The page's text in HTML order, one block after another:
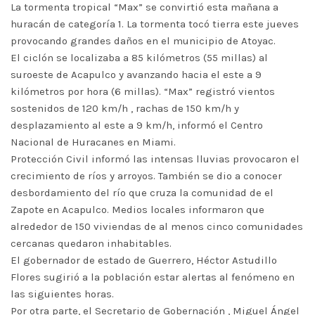
La tormenta tropical “Max” se convirtió esta mañana a
huracán de categoría 1. La tormenta tocó tierra este jueves
provocando grandes daños en el municipio de Atoyac.
El ciclón se localizaba a 85 kilómetros (55 millas) al
suroeste de Acapulco y avanzando hacia el este a 9
kilómetros por hora (6 millas). “Max” registró vientos
sostenidos de 120 km/h , rachas de 150 km/h y
desplazamiento al este a 9 km/h, informó el Centro
Nacional de Huracanes en Miami.
Protección Civil informó las intensas lluvias provocaron el
crecimiento de ríos y arroyos. También se dio a conocer
desbordamiento del río que cruza la comunidad de el
Zapote en Acapulco. Medios locales informaron que
alrededor de 150 viviendas de al menos cinco comunidades
cercanas quedaron inhabitables.
El gobernador de estado de Guerrero, Héctor Astudillo
Flores sugirió a la población estar alertas al fenómeno en
las siguientes horas.
Por otra parte, el Secretario de Gobernación , Miguel Ángel